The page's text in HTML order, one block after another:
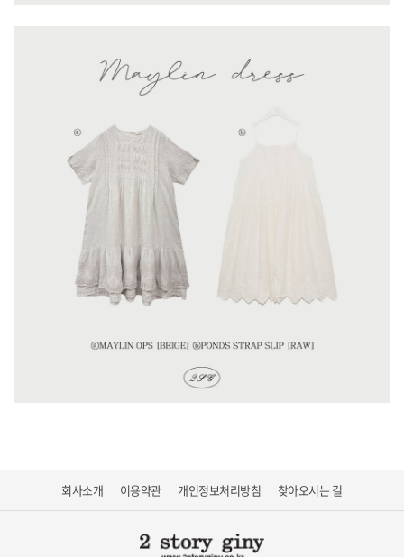
회사소개 이용약관 개인정보처리방침 찾아오시는 길